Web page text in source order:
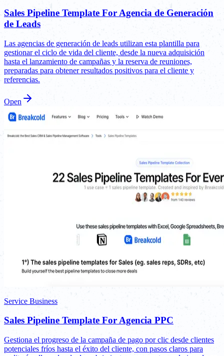
Sales Pipeline Template For Agencia de Generación
de Leads
Las agencias de generación de leads utilizan esta plantilla para
gestionar el ciclo de vida del cliente, desde la nueva adquisición
hasta el lanzamiento de campañas y la reserva de reuniones,
preparadas para obtener resultados positivos para el cliente y
referencias.
Open
Service Business
Sales Pipeline Template For Agencia PPC
Gestiona el progreso de la campaña de pago por clic desde clientes
potenciales fríos hasta el éxito del cliente, con pasos claros para